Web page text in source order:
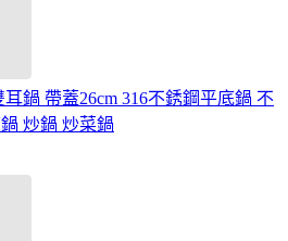
鍋 帶蓋26cm 316不銹鋼平底鍋 不
炒鍋 炒菜鍋